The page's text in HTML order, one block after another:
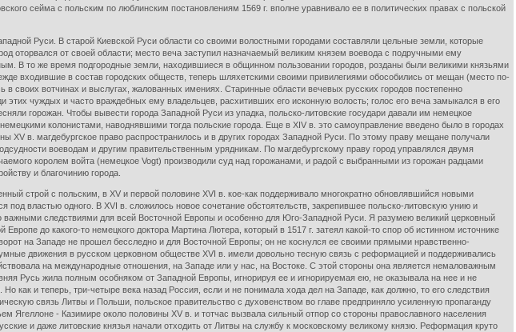
сейма с польским по люблинским постановлениям 1569 г. вполне уравнивало ее в политических правах с польской
Руси. В старой Киевской Руси области со своими волостными городами составляли цельные земли, которые
оторвался от своей области; место веча заступил назначаемый великим князем воевода с подручными ему
В то же время подгородные земли, находившиеся в общинном пользовании городов, розданы были великими князьями
входившие в состав городских обществ, теперь шляхетскими своими привилегиями обособились от мещан (место по-
в своих вотчинах и выслугах, жалованных имениях. Старинные области вечевых русских городов постепенно
чуждых и часто враждебных ему владельцев, расхитивших его исконную волость; голос его веча замыкался в его
горожан. Чтобы вывести города Западной Руси из упадка, польско-литовские государи давали им немецкое
колонистами, наводнявшими тогда польские города. Еще в XIV в. это самоуправление введено было в городах
в. магдебургское право распространилось и в других городах Западной Руси. По этому праву мещане получали
воеводам и другим правительственным урядникам. По магдебургскому праву город управлялся двумя
королем войта (немецкое Vogt) производили суд над горожанами, и радой с выбранными из горожан радцами
и благочинию города.
строй с польским, в XV и первой половине XVI в. кое-как поддерживало многократно обновлявшийся новыми
властью одного. В XVI в. сложилось новое сочетание обстоятельств, закрепившее польско-литовскую унию и
следствиями для всей Восточной Европы и особенно для Юго-Западной Руси. Я разумею великий церковный
до какого-то немецкого доктора Мартина Лютера, который в 1517 г. затеял какой-то спор об истинном источнике
на Западе не прошел бесследно и для Восточной Европы; он не коснулся ее своими прямыми нравственно-
движения в русском церковном обществе XVI в. имели довольно тесную связь с реформацией и поддерживались
на международные отношения, на Западе или у нас, на Востоке. С этой стороны она является немаловажным
Русь жила полным особняком от Западной Европы, игнорируя ее и игнорируемая ею, не оказывала на нее и не
и теперь, три-четыре века назад Россия, если и не понимала хода дел на Западе, как должно, то его следствия
связь Литвы и Польши, польское правительство с духовенством во главе предприняло усиленную пропаганду
Ягеллоне - Казимире около половины XV в. и тотчас вызвала сильный отпор со стороны православного населения
и даже литовские князья начали отходить от Литвы на службу к московскому великому князю. Реформация круто